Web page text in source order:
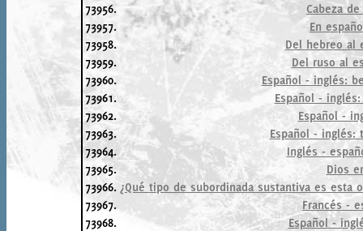
73956.
Cabeza
73957.
En
73958.
Del hebreo al
73959.
Del ruso al
73960.
Español - inglés:
73961.
Español -
73962.
Español -
73963.
Español - inglés:
73964.
Inglés -
73965.
Dios
73966. ¿Qué tipo de subordinada sustantiva es esta
73967.
Francés -
73968.
Español -